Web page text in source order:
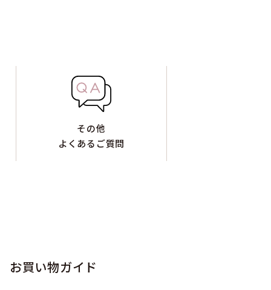
その他
よくあるご質問
お買い物ガイド